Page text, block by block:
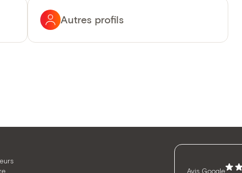
Autres profils
Avis Google